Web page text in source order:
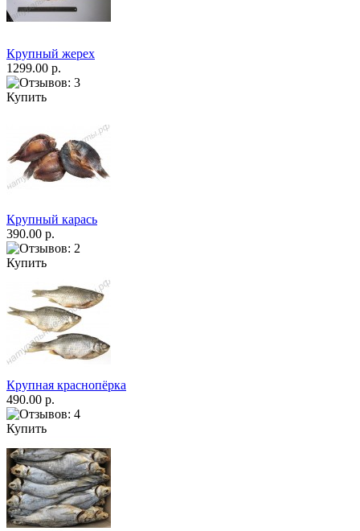
Крупный жерех
1299.00 р.
Купить
Крупный карась
390.00 р.
Купить
Крупная краснопёрка
490.00 р.
Купить